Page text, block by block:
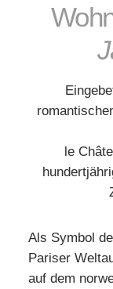
le
Als Symbol
Pariser
auf dem